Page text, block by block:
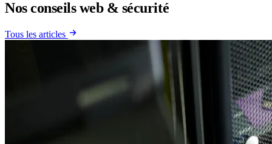
Nos conseils web & sécurité
Tous les articles